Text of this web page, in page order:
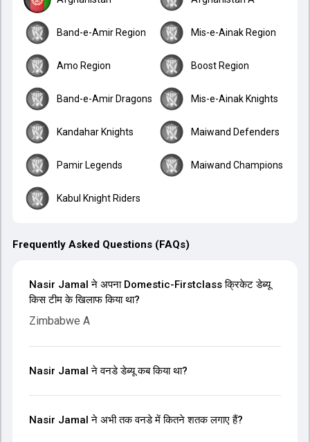
Band-e-Amir Region Mis-e-Ainak Region
Amo Region Boost Region
Band-e-Amir Dragons Mis-e-Ainak Knights
Kandahar Knights Maiwand Defenders
Pamir Legends Maiwand Champions
Kabul Knight Riders
Frequently Asked Questions (FAQs)
Nasir Jamal ने अपना Domestic-Firstclass क्रिकेट डेब्यू
किस टीम के खिलाफ किया था?
Zimbabwe A
Nasir Jamal ने वनडे डेब्यू कब किया था?
Nasir Jamal ने अभी तक वनडे में कितने शतक लगाए हैं?